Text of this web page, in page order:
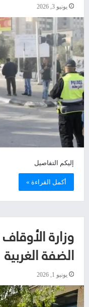
يونيو 3, 2026
إليكم التفاصيل
أكمل القراءة »
وزارة
الضفة الغربية
يونيو 1, 2026